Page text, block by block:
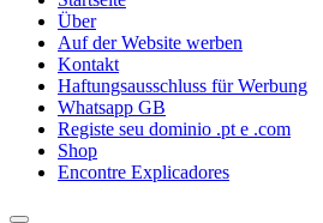
Über
Auf der Website werben
Kontakt
Haftungsausschluss für Werbung
Whatsapp GB
Registe seu dominio .pt e .com
Shop
Encontre Explicadores